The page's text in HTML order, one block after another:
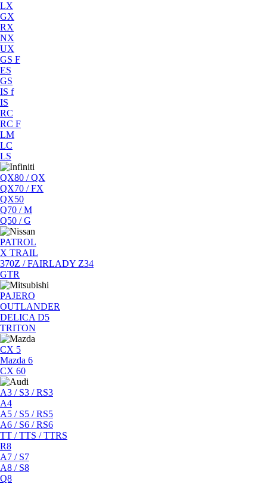
LX
GX
RX
NX
UX
GS F
ES
GS
IS f
IS
RC
RC F
LM
LC
LS
QX80 / QX
QX70 / FX
QX50
Q70 / M
Q50 / G
PATROL
X TRAIL
370Z / FAIRLADY Z34
GTR
PAJERO
OUTLANDER
DELICA D5
TRITON
CX 5
Mazda 6
CX 60
A3 / S3 / RS3
A4
A5 / S5 / RS5
A6 / S6 / RS6
TT / TTS / TTRS
R8
A7 / S7
A8 / S8
Q8